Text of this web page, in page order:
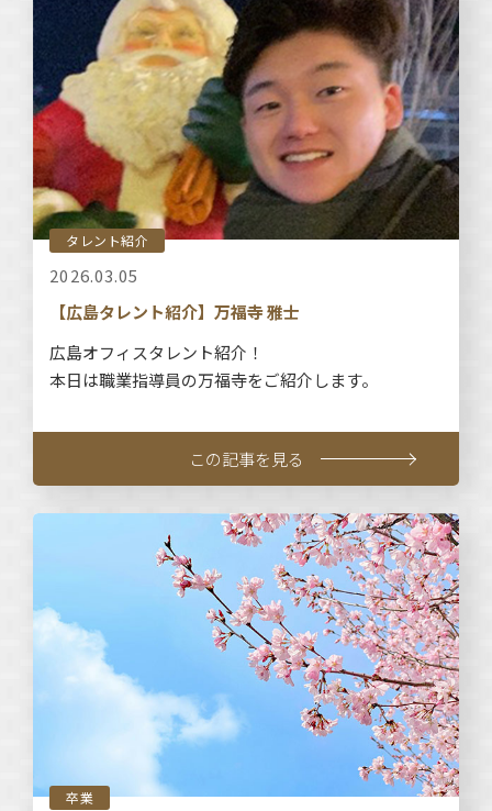
タレント紹介
2026.03.05
【広島タレント紹介】万福寺 雅士
広島オフィスタレント紹介！
本日は職業指導員の万福寺をご紹介します。
この記事を見る
卒業